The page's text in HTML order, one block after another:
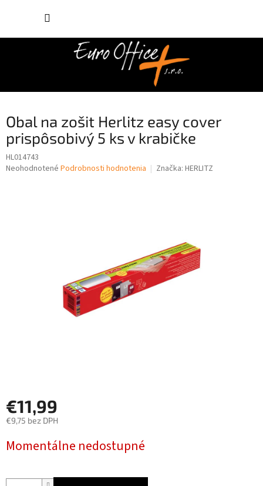
Obal na zošit Herlitz easy cover
prispôsobivý 5 ks v krabičke
HL014743
Priemerné
Neohodnotené Podrobnosti hodnotenia Značka: HERLITZ
€11,99
€9,75 bez DPH
cena:
Momentálne nedostupné